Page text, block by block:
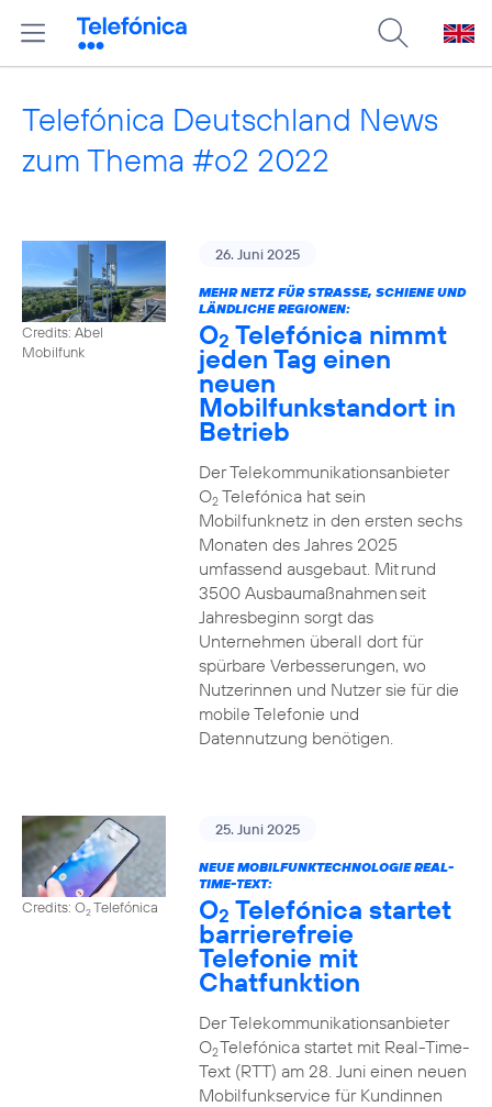
Telefónica Deutschland News
zum Thema #o2 2022
Credits: Abel
Mobilfunk
26. Juni 2025
MEHR NETZ FÜR STRASSE, SCHIENE UND L
ÄNDLICHE REGIONEN:
O2 Telefónica nimmt
jeden Tag einen
neuen
Mobilfunkstandort in
Betrieb
Der Telekommunikationsanbieter
O2Telefónica hat sein
Mobilfunknetz in den ersten sechs
Monaten des Jahres 2025
umfassend ausgebaut. Mit rund
3500 Ausbaumaßnahmen seit
Jahresbeginn sorgt das
Unternehmen überall dort für
spürbare Verbesserungen, wo
Nutzerinnen und Nutzer sie für die
mobile Telefonie und
Datennutzung benötigen.
Credits: O2Telefónica
25. Juni 2025
NEUE MOBILFUNKTECHNOLOGIE REAL-
TIME-TEXT:
O2 Telefónica startet
barrierefreie
Telefonie mit
Chatfunktion
Der Telekommunikationsanbieter
O2Telefónica startet mit Real-Time-
Text (RTT) am 28. Juni einen neuen
Mobilfunkservice für Kundinnen